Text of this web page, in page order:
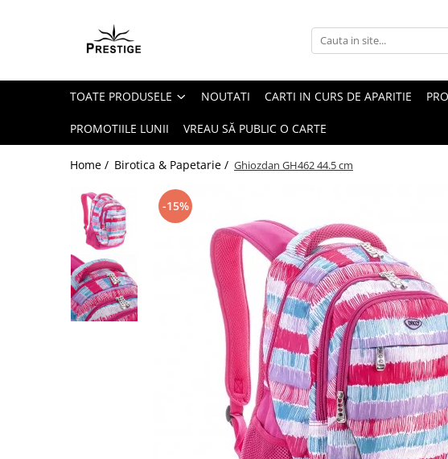
Toate Produsele
Pachete Speciale Carti
Spiritualitate - Ezoterism
AngelConnection
Arte Divinatorii
Dezvoltare Spirituala
KidConnection
Minte Corp
TOATE PRODUSELE NOUTATI CARTI IN CURS DE APARITIE
PROMOTIILE LUNII VREAU SĂ PUBLIC O CARTE
Home / Birotica & Papetarie / Ghiozdan GH462 44.5 cm
-15%